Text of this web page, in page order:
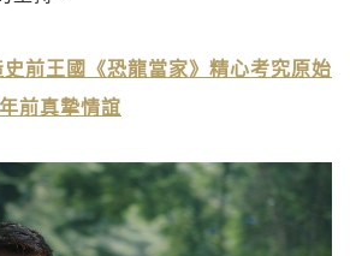
前王國《恐龍當家》精心考究原始
前真摯情誼